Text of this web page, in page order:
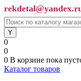
0
0
0 В корзине пока
Каталог товаров